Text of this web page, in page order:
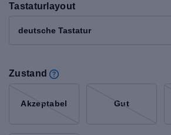
Tastaturlayout
deutsche Tastatur
Zustand
Akzeptabel Gut